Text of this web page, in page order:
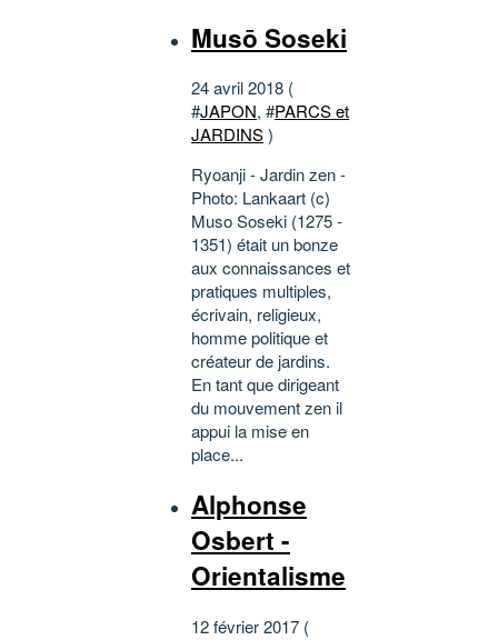
Musō Soseki
24 avril 2018 (
#JAPON, #PARCS et
JARDINS)
Ryoanji - Jardin zen -
Photo: Lankaart (c)
Muso Soseki (1275 -
1351) était un bonze
aux connaissances et
pratiques multiples,
écrivain, religieux,
homme politique et
créateur de jardins.
En tant que dirigeant
du mouvement zen il
appui la mise en
place...
Alphonse
Osbert -
Orientalisme
12 février 2017 (